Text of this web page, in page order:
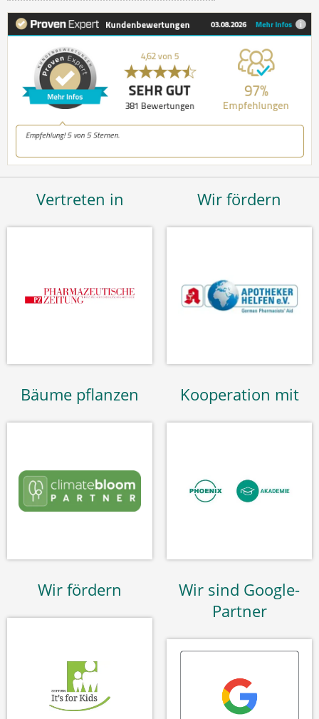
Vertreten in Wir fördern
Bäume pflanzen Kooperation mit
Wir fördern
Wir sind Google-
Partner